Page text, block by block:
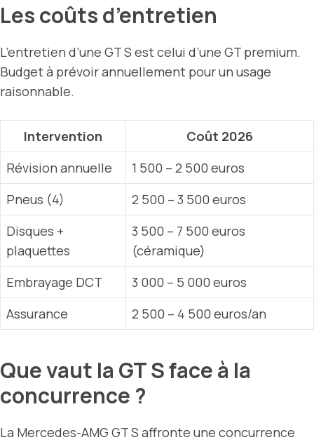
Les coûts d’entretien
L’entretien d’une GT S est celui d’une GT premium.
Budget à prévoir annuellement pour un usage
raisonnable.
Intervention
Coût 2026
Révision annuelle
1 500 – 2 500 euros
Pneus (4)
2 500 – 3 500 euros
Disques +
plaquettes
3 500 – 7 500 euros
(céramique)
Embrayage DCT
3 000 – 5 000 euros
Assurance
2 500 – 4 500 euros/an
Que vaut la GT S face à la
concurrence ?
La Mercedes-AMG GT S affronte une concurrence